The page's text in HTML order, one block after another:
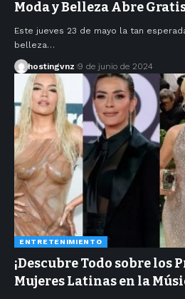
Moda y Belleza Abre
Este jueves 23 de mayo la tan
belleza…
hostingvnz 9 de junio de 2024
ENTRETENIMIENTO
¡Descubre Todo sobre los
Mujeres Latinas en la